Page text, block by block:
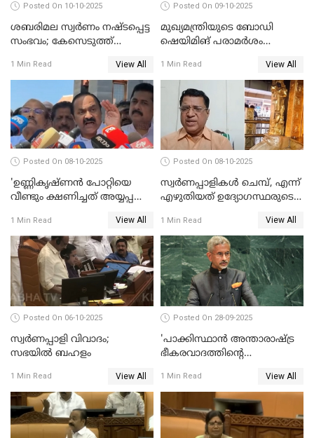
Posted On 10-10-2025
ശബരിമല സ്വര്‍ണം നഷ്ടപ്പെട്ട
സംഭവം; കേസെടുത്ത്
ഉത്തരവിട്ട് ഹൈക്കോടതി
WATCH VIDEO
1 Min Read View All
Posted On 09-10-2025
മുഖ്യമന്ത്രിയുടെ ബോഡി
ഷെയിമിങ് പരാമര്‍ശം
പ്രതിപക്ഷം WATCH VIDEO
1 Min Read View All
Posted On 08-10-2025
'ഉണ്ണികൃഷ്ണന്‍ പോറ്റിയെ
വീണ്ടും ക്ഷണിച്ചത് അയ്യപ്പ
അടിച്ചുമാറ്റാനാണെന്ന്
സംശയമുണ്ട്'; വി ഡി
സതീശൻ
1 Min Read View All
Posted On 08-10-2025
സ്വർണപ്പാളികൾ ചെമ്പ്, എന്ന്
എഴുതിയത് ഉദ്യോഗസ്ഥരുടെ
ടി.കെ.രാജഗോപാല്‍
1 Min Read View All
Posted On 06-10-2025
സ്വർണപ്പാളി വിവാദം;
സഭയിൽ ബഹളം
1 Min Read View All
Posted On 28-09-2025
'പാക്കിസ്ഥാന്‍ അന്താരാഷ്ട്ര
ഭീകരവാദത്തിന്റെ
ജയശങ്കര്‍
1 Min Read View All